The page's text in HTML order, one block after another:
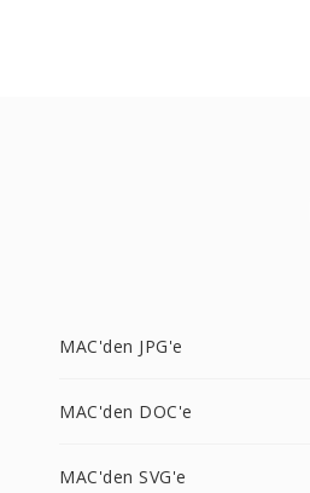
MAC'den JPG'e
MAC'den DOC'e
MAC'den SVG'e